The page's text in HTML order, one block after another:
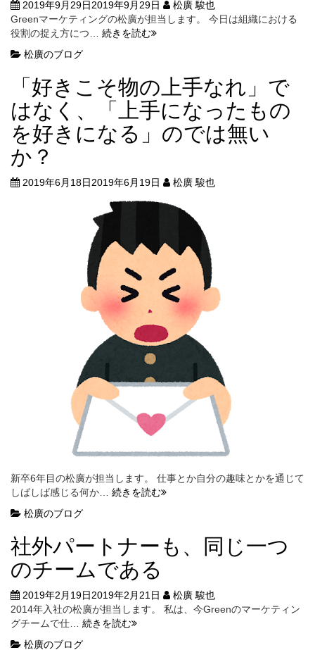
2019年9月29日2019年9月29日
松廣 駿也
Greenマーケティングの松廣が担当します。 今日は組織における
役割の捉え方につ… 続きを読む組
け
る
方
松廣のブログ
「好きこそ物の上手なれ」で
はなく、「上手になったもの
を好きになる」のでは無い
か？
2019年6月18日2019年6月19日 松廣 駿也
新卒6年目の松廣が担当します。 仕事とか自分の趣味とかを通じて
しばしば感じる何か… 続きを読む「好
物
手
な
松廣のブログ
社外パートナーも、同じ一つ
のチームである
2019年2月19日2019年2月21日
松廣 駿也
2014年入社の松廣が担当します。 私は、今Greenのマーケティン
グチームで仕… 続きを読む社
松廣のブログ